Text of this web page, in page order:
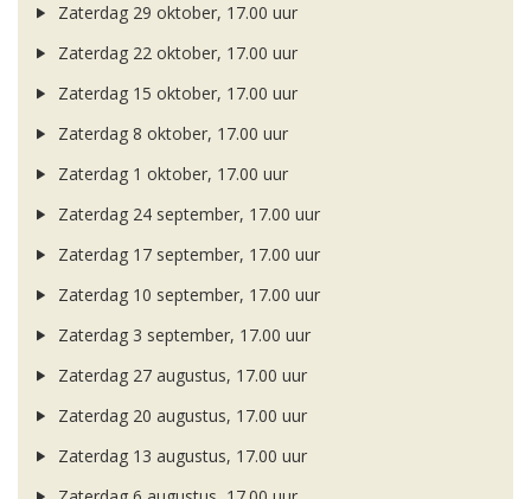
Zaterdag 29 oktober, 17.00 uur
Zaterdag 22 oktober, 17.00 uur
Zaterdag 15 oktober, 17.00 uur
Zaterdag 8 oktober, 17.00 uur
Zaterdag 1 oktober, 17.00 uur
Zaterdag 24 september, 17.00 uur
Zaterdag 17 september, 17.00 uur
Zaterdag 10 september, 17.00 uur
Zaterdag 3 september, 17.00 uur
Zaterdag 27 augustus, 17.00 uur
Zaterdag 20 augustus, 17.00 uur
Zaterdag 13 augustus, 17.00 uur